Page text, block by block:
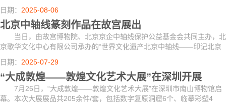
心成功举行。
日期： 2025-08-06
北京中轴线篆刻作品在故宫展出
当日，由故宫博物院、北京京企中轴线保护公益基金会共同主办，北
京歌华文化中心有限公司承办的“世界文化遗产北京中轴线——印记北京
中轴线大众篆刻作品展故宫站”在北京故宫博物院文华殿开幕。
日期： 2025-07-29
“大成敦煌——敦煌文化艺术大展”在深圳开展
7月26日，“大成敦煌——敦煌文化艺术大展”在深圳市南山博物馆启
幕。本次大展展品共205余件/套，包括数字复原洞窟6个、临摹彩塑4